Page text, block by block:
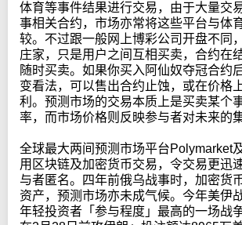
体育等事件结果进行交易，由于大量交
事相关合约，市场亦常将这些平台与体
较。不过跟一般网上博彩公司开盘不同
庄家，只是用户之间互相买卖，合约在
随时买卖。如果你买入阿仙奴夺冠合约
变看法，可以售出合约止蚀，或在价格
利。预测市场的交易本质上是买卖某个
率，而市场价格则反映参与者对未来的
全球最大两间预测市场平台Polymarket
用区块链及加密货币交易，令交易更迅
与者匿名。四年前俄乌战事时，加密货
资产，预测市场亦未成气候。今年美伊
年轻投资者「参与程度」最高的一场战